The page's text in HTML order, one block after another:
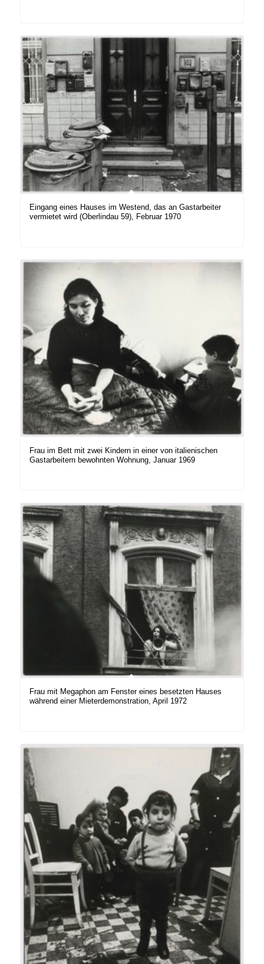
Eingang eines Hauses im Westend, das an Gastarbeiter
vermietet wird (Oberlindau 59), Februar 1970
Frau im Bett mit zwei Kindern in einer von italienischen
Gastarbeitern bewohnten Wohnung, Januar 1969
Frau mit Megaphon am Fenster eines besetzten Hauses
während einer Mieterdemonstration, April 1972